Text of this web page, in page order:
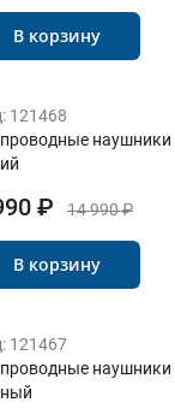
В корзину
121468
наушники
14 990 ₽
₽
В корзину
121467
наушники